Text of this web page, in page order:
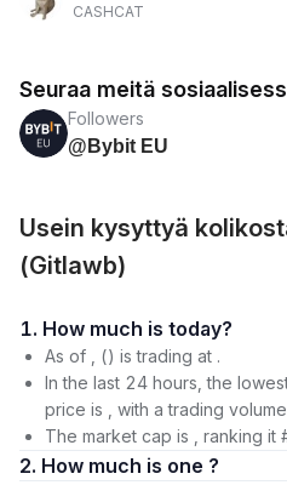
CASHCAT
Seuraa meitä
Followers
@Bybit EU
Usein kysyttyä
(Gitlawb)
1. How much is today?
As of , () is trading at .
In the last 24 hours, the
price is , with a trading
The market cap is , ranking it
2. How much is one ?